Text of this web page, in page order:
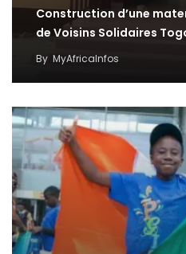
Construction d’une
de Voisins Solidaires
By MyAfricaInfos